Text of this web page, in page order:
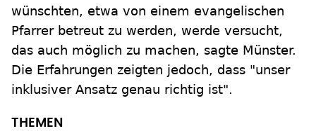
wünschten, etwa von einem evangelischen
Pfarrer betreut zu werden, werde versucht,
das auch möglich zu machen, sagte Münster.
Die Erfahrungen zeigten jedoch, dass "unser
inklusiver Ansatz genau richtig ist".